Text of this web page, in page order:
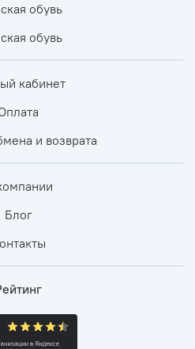
обувь
обувь
кабинет
и возврата
Блог